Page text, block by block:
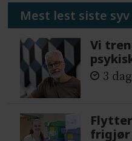
Mest lest siste
Vi
3